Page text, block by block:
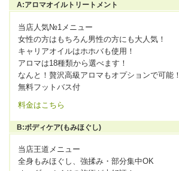
A:アロマオイルトリートメント
当店人気№1メニュー
女性の方はもちろん男性の方にも大人気！
キャリアオイルはホホバも使用！
アロマは18種類から選べます！
なんと！贅沢高級アロマもオプションで可能！
無料フットバス付
料金はこちら
B:ボディケア(もみほぐし)
当店王道メニュー
全身もみほぐし、強揉み・部分集中OK